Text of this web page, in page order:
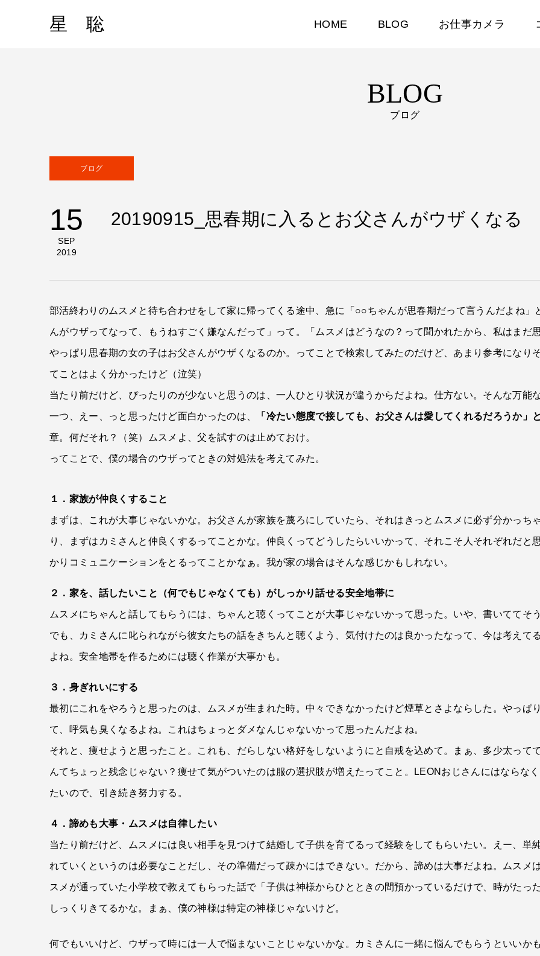
星 聡 HOME BLOG お仕事カメラ
BLOG
ブログ
ブログ
15
SEP
2019
20190915_思春期に入るとお父さんがウザくなる
部活終わりのムスメと待ち合わせをして家に帰ってくる途中、急に「○○ちゃんが思春期だって言うんだよね」
んがウザってなって、もうねすごく嫌なんだって」って。「ムスメはどうなの？って聞かれたから、私はまだ
やっぱり思春期の女の子はお父さんがウザくなるのか。ってことで検索してみたのだけど、あまり参考になり
てことはよく分かったけど（泣笑）
当たり前だけど、ぴったりのが少ないと思うのは、一人ひとり状況が違うからだよね。仕方ない。そんな万能
一つ、えー、っと思ったけど面白かったのは、 「冷たい態度で接しても、お父さんは愛してくれるだろうか」
章。何だそれ？（笑）ムスメよ、父を試すのは止めておけ。
ってことで、僕の場合のウザってときの対処法を考えてみた。
１．家族が仲良くすること
まずは、これが大事じゃないかな。お父さんが家族を蔑ろにしていたら、それはきっとムスメに必ず分かっち
り、まずはカミさんと仲良くするってことかな。仲良くってどうしたらいいかって、それこそ人それぞれだと
かりコミュニケーションをとるってことかなぁ。我が家の場合はそんな感じかもしれない。
２．家を、話したいこと（何でもじゃなくても）がしっかり話せる安全地帯に
ムスメにちゃんと話してもらうには、ちゃんと聴くってことが大事じゃないかって思った。いや、書いててそ
でも、カミさんに叱られながら彼女たちの話をきちんと聴くよう、気付けたのは良かったなって、今は考えて
よね。安全地帯を作るためには聴く作業が大事かも。
３．身ぎれいにする
最初にこれをやろうと思ったのは、ムスメが生まれた時。中々できなかったけど煙草とさよならした。やっぱ
て、呼気も臭くなるよね。これはちょっとダメなんじゃないかって思ったんだよね。
それと、痩せようと思ったこと。これも、だらしない格好をしないようにと自戒を込めて。まぁ、多少太って
んてちょっと残念じゃない？痩せて気がついたのは服の選択肢が増えたってこと。LEONおじさんにはならな
たいので、引き続き努力する。
４．諦めも大事・ムスメは自律したい
当たり前だけど、ムスメには良い相手を見つけて結婚して子供を育てるって経験をしてもらいたい。えー、単
れていくというのは必要なことだし、その準備だって疎かにはできない。だから、諦めは大事だよね。ムスメ
スメが通っていた小学校で教えてもらった話で「子供は神様からひとときの間預かっているだけで、時がたっ
しっくりきてるかな。まぁ、僕の神様は特定の神様じゃないけど。
何でもいいけど、ウザって時には一人で悩まないことじゃないかな。カミさんに一緒に悩んでもらうといいか